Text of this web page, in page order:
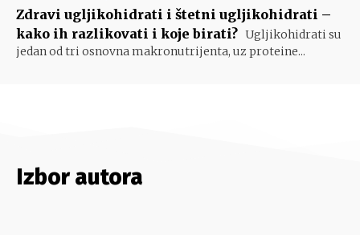
Zdravi ugljikohidrati i štetni ugljikohidrati –
kako ih razlikovati i koje birati? Ugljikohidrati su
jedan od tri osnovna makronutrijenta, uz proteine...
Izbor autora